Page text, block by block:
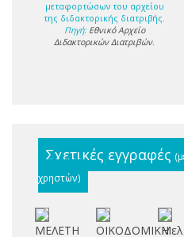
μεταφορτώσων του αρχείου
της διδακτορικής διατριβής.
Πηγή: Εθνικό Αρχείο
Διδακτορικών Διατριβών.
Σχετικές εγγραφές
χρηστών)
ΜΕΛΕΤΗ
ΟΙΚΟΔΟΜΙΚΗ